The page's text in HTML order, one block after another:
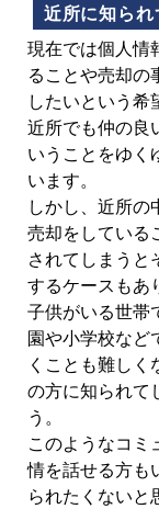
近所に知ら
現在では個人情
ることや売却の
したいという希
近所でも仲の良
いうことをゆく
います。
しかし、近所
売却をしている
されてしまうと
するケースもあ
子供がいる世帯
園や小学校など
くことも難しく
の方に知られて
う。
このようなコミ
情を話せる方も
られたくないと